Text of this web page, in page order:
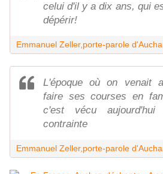
celui d'il y a dix ans, qui
dépérir!
L'époque où on venait
faire ses courses en
c'est vécu aujourd'hui
contrainte